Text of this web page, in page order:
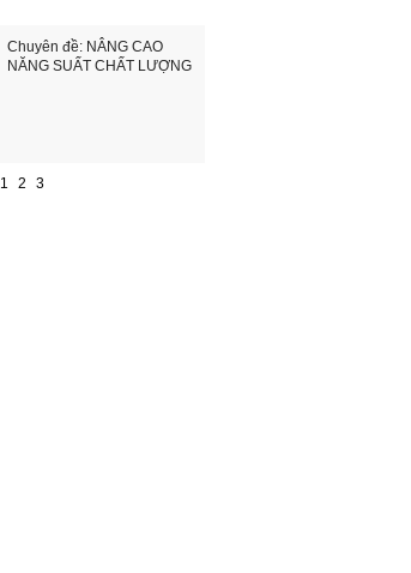
Chuyên đề: NÂNG CAO
NĂNG SUẤT CHẤT LƯỢNG
1 2 3